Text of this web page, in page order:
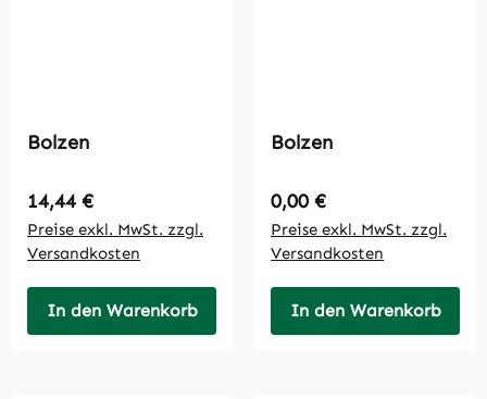
Bolzen
Regulärer Preis:
14,44 €
Preise exkl. MwSt. zzgl.
Versandkosten
In den Warenkorb
Bolzen
Regulärer Preis:
0,00 €
Preise exkl. MwSt. zzgl.
Versandkosten
In den Warenkorb